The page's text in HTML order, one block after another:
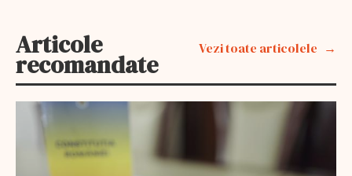
Articole
recomandate
Vezi toate articolele